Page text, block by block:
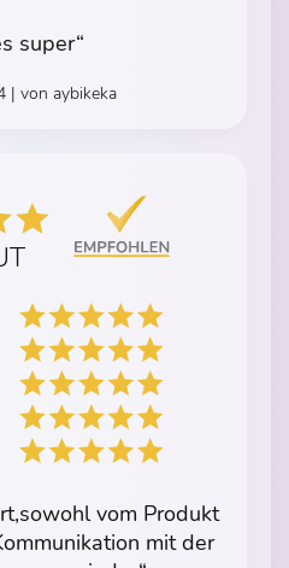
super“
| von aybikeka
vom Produkt
mit der